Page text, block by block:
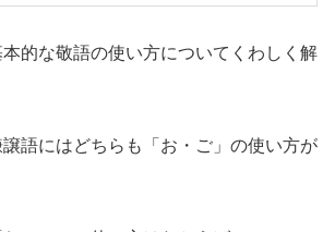
的な敬語の使い方についてくわしく解
語にはどちらも「お・ご」の使い方が